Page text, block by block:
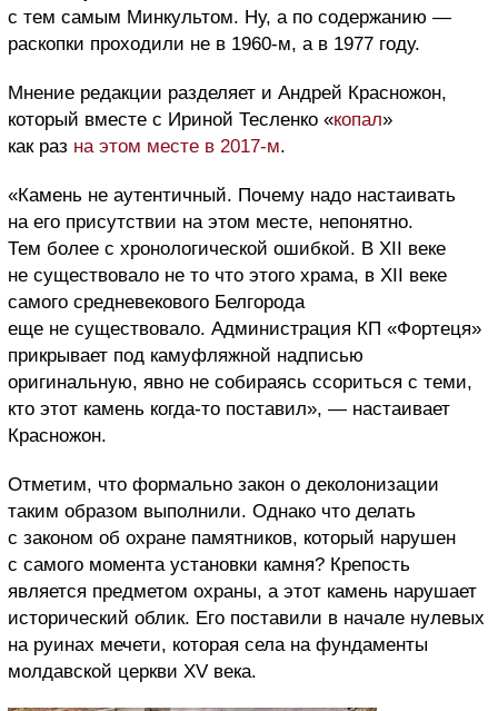
с тем самым Минкультом. Ну, а по содержанию —
раскопки проходили не в 1960-м, а в 1977 году.
Мнение редакции разделяет и Андрей Красножон,
который вместе с Ириной Тесленко «копал»
как раз на этом месте в 2017-м.
«Камень не аутентичный. Почему надо настаивать
на его присутствии на этом месте, непонятно.
Тем более с хронологической ошибкой. В XII веке
не существовало не то что этого храма, в XII веке
самого средневекового Белгорода
еще не существовало. Администрация КП «Фортеця»
прикрывает под камуфляжной надписью
оригинальную, явно не собираясь ссориться с теми,
кто этот камень когда-то поставил», — настаивает
Красножон.
Отметим, что формально закон о деколонизации
таким образом выполнили. Однако что делать
с законом об охране памятников, который нарушен
с самого момента установки камня? Крепость
является предметом охраны, а этот камень нарушает
исторический облик. Его поставили в начале нулевых
на руинах мечети, которая села на фундаменты
молдавской церкви XV века.